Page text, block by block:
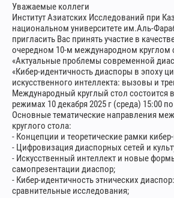
Уважаемые коллеги
Институт Азиатских Исследований при
национальном университете им.Аль-
пригласить Вас принять участие в
очередном 10-м международном круглом
«Актуальные проблемы современной
«Кибер-идентичность диаспоры в эпоху
искусственного интеллекта: вызовы и
Международный круглый стол состоится
режимах 10 декабря 2025 г (среда) 15:00
Основные тематические направления
круглого стола:
- Концепции и теоретические рамки
- Цифровизация диаспорных сетей и
- Искусственный интеллект и новые
самопрезентации диаспор;
- Кибер-идентичность этнических
сравнительные исследования;